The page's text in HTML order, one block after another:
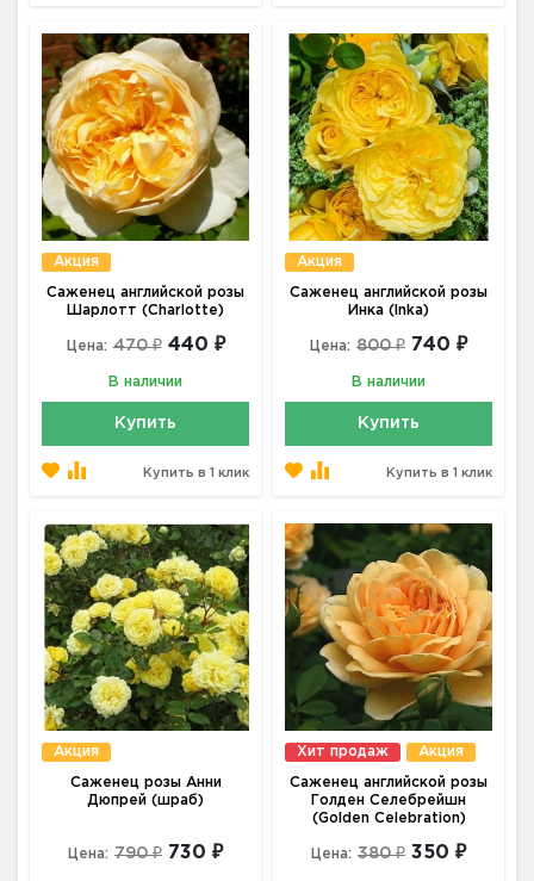
Акция
Саженец английской розы
Шарлотт (Charlotte)
Цена: 470 ₽ 440 ₽
В наличии
Купить
Купить в 1 клик
Акция
Саженец английской розы
Инка (Inka)
Цена: 800 ₽ 740 ₽
В наличии
Купить
Купить в 1 клик
Акция
Саженец розы Анни
Дюпрей (шраб)
Цена: 790 ₽ 730 ₽
Хит продаж Акция
Саженец английской розы
Голден Селебрейшн
(Golden Celebration)
Цена: 380 ₽ 350 ₽